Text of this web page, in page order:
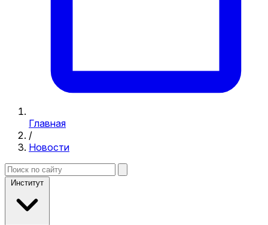
Главная
/
Новости
Институт